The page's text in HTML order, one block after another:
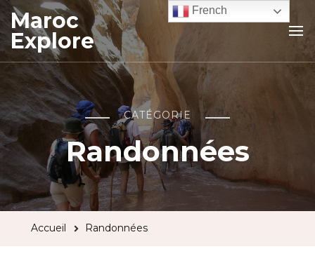
Maroc
Explore
CATÉGORIE
Randonnées
Accueil Randonnées
French